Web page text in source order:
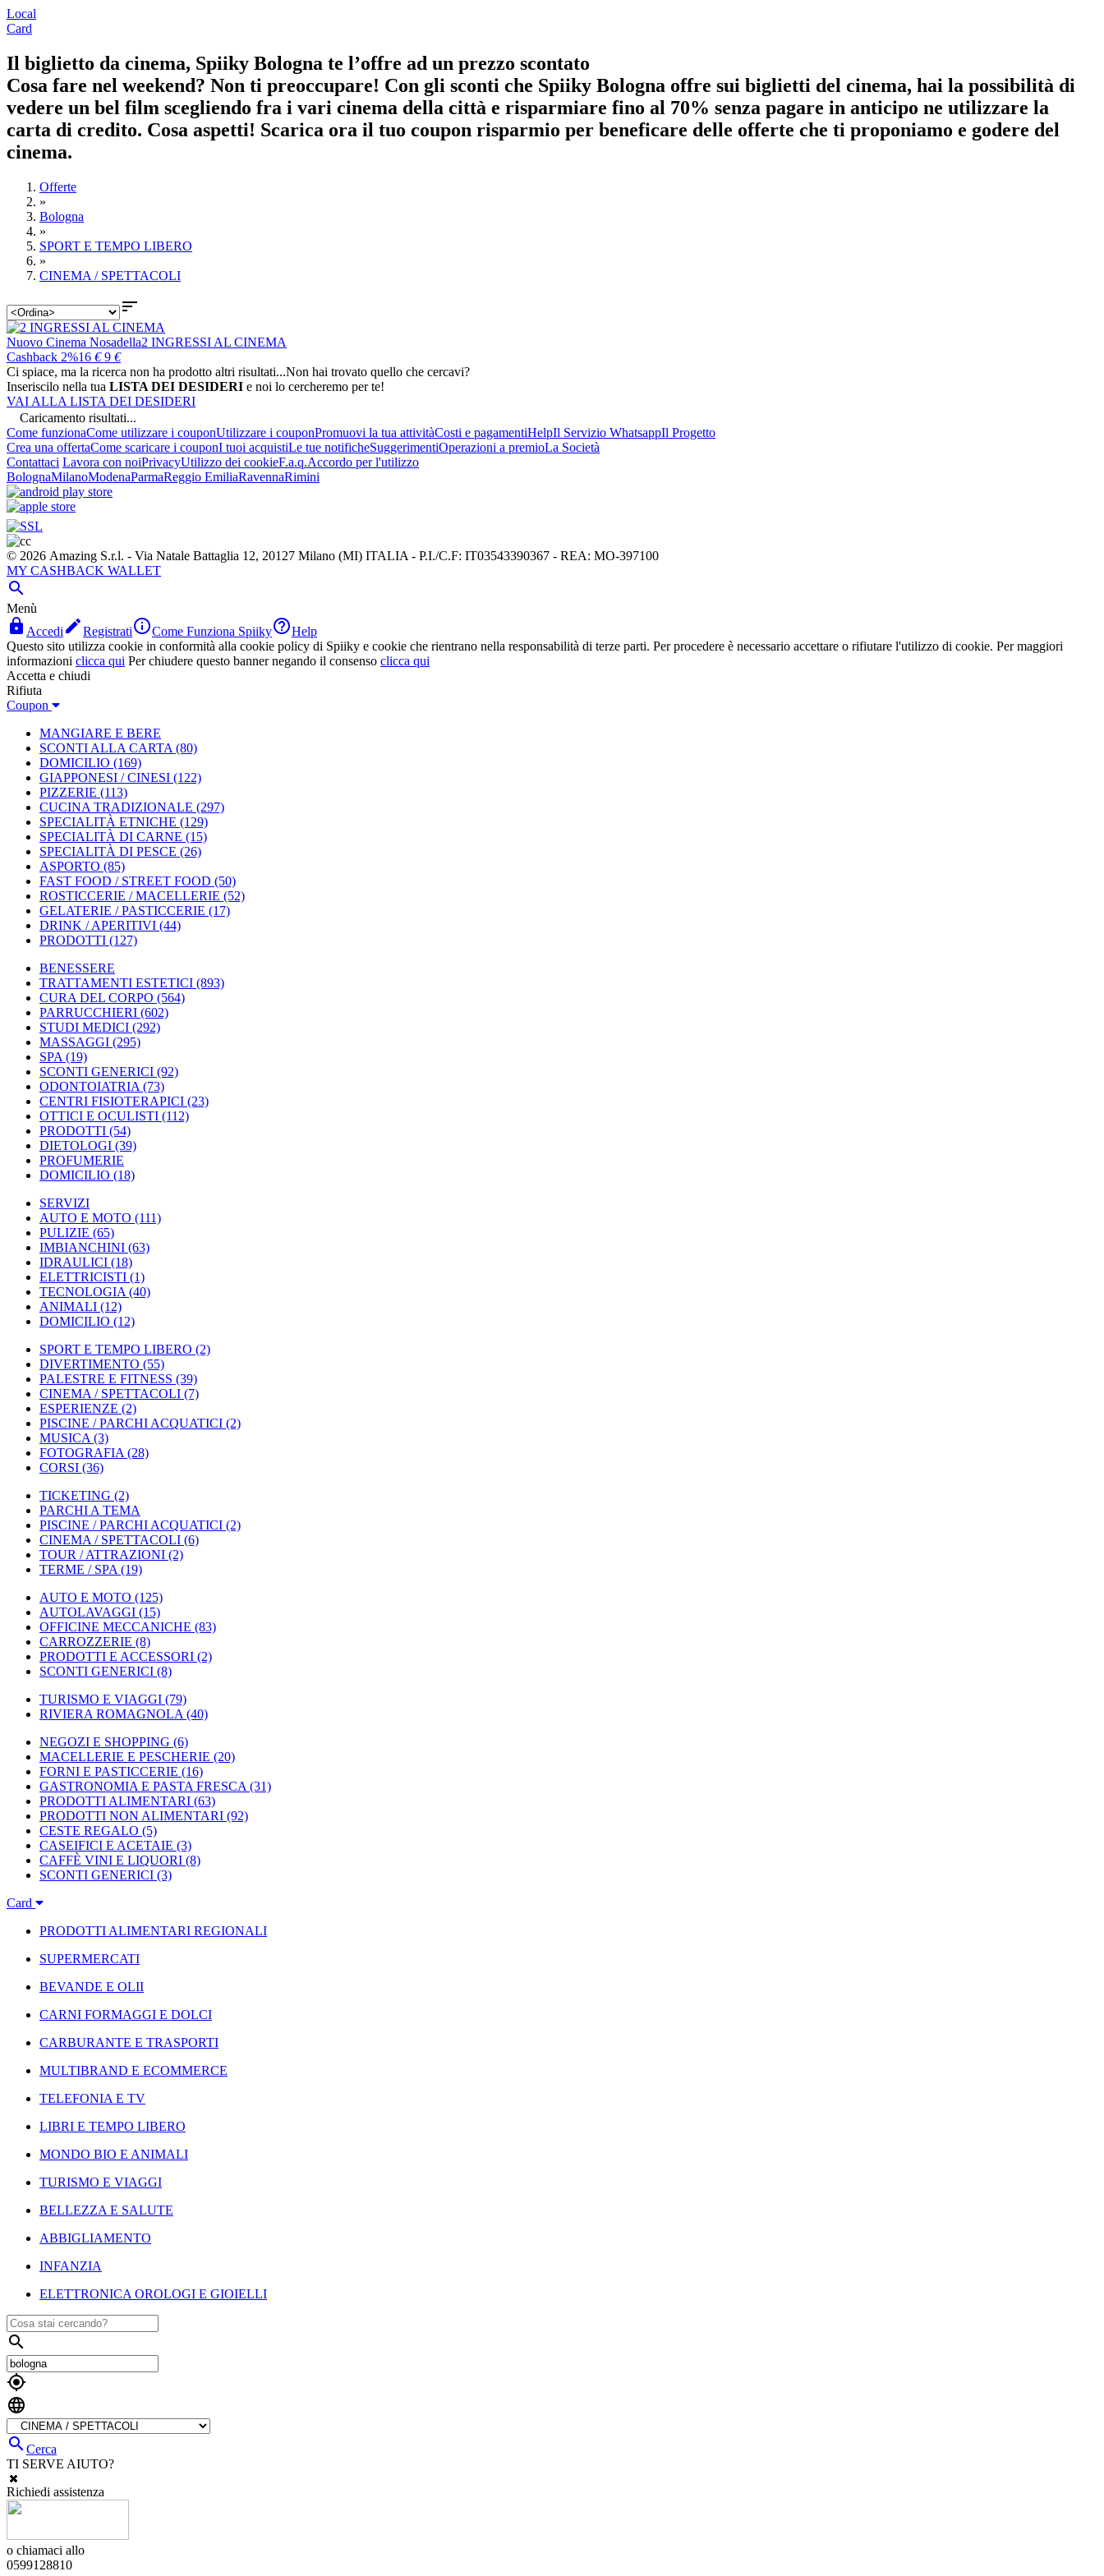
Local
Card
Il biglietto da cinema, Spiiky Bologna te l’offre ad un prezzo scontato
Cosa fare nel weekend? Non ti preoccupare! Con gli sconti che Spiiky Bologna offre sui biglietti del cinema, hai la possibilità di
vedere un bel film scegliendo fra i vari cinema della città e risparmiare fino al 70% senza pagare in anticipo ne utilizzare la
carta di credito. Cosa aspetti! Scarica ora il tuo coupon risparmio per beneficare delle offerte che ti proponiamo e godere del
cinema.
Offerte
»
Bologna
»
SPORT E TEMPO LIBERO
»
CINEMA / SPETTACOLI

Nuovo Cinema Nosadella2 INGRESSI AL CINEMA
Cashback 2%16 € 9 €
Ci spiace, ma la ricerca non ha prodotto altri risultati...Non hai trovato quello che cercavi?
Inseriscilo nella tua LISTA DEI DESIDERI e noi lo cercheremo per te!
VAI ALLA LISTA DEI DESIDERI
Caricamento risultati...
Come funzionaCome utilizzare i couponUtilizzare i couponPromuovi la tua attivitàCosti e pagamentiHelpIl Servizio WhatsappIl Progetto
Crea una offertaCome scaricare i couponI tuoi acquistiLe tue notificheSuggerimentiOperazioni a premioLa Società
Contattaci Lavora con noiPrivacyUtilizzo dei cookieF.a.q.Accordo per l'utilizzo
BolognaMilanoModenaParmaReggio EmiliaRavennaRimini
© 2026 Amazing S.r.l. - Via Natale Battaglia 12, 20127 Milano (MI) ITALIA - P.I./C.F: IT03543390367 - REA: MO-397100
MY CASHBACK WALLET

Menù
 Accedi RegistratiCome Funziona SpiikyHelp
Questo sito utilizza cookie in conformità alla cookie policy di Spiiky e cookie che rientrano nella responsabilità di terze parti. Per procedere è necessario accettare o rifiutare l'utilizzo di cookie. Per maggiori
informazioni clicca qui Per chiudere questo banner negando il consenso clicca qui
Accetta e chiudi
Rifiuta
Coupon
MANGIARE E BERE
SCONTI ALLA CARTA (80)
DOMICILIO (169)
GIAPPONESI / CINESI (122)
PIZZERIE (113)
CUCINA TRADIZIONALE (297)
SPECIALITÀ ETNICHE (129)
SPECIALITÀ DI CARNE (15)
SPECIALITÀ DI PESCE (26)
ASPORTO (85)
FAST FOOD / STREET FOOD (50)
ROSTICCERIE / MACELLERIE (52)
GELATERIE / PASTICCERIE (17)
DRINK / APERITIVI (44)
PRODOTTI (127)
BENESSERE
TRATTAMENTI ESTETICI (893)
CURA DEL CORPO (564)
PARRUCCHIERI (602)
STUDI MEDICI (292)
MASSAGGI (295)
SPA (19)
SCONTI GENERICI (92)
ODONTOIATRIA (73)
CENTRI FISIOTERAPICI (23)
OTTICI E OCULISTI (112)
PRODOTTI (54)
DIETOLOGI (39)
PROFUMERIE
DOMICILIO (18)
SERVIZI
AUTO E MOTO (111)
PULIZIE (65)
IMBIANCHINI (63)
IDRAULICI (18)
ELETTRICISTI (1)
TECNOLOGIA (40)
ANIMALI (12)
DOMICILIO (12)
SPORT E TEMPO LIBERO (2)
DIVERTIMENTO (55)
PALESTRE E FITNESS (39)
CINEMA / SPETTACOLI (7)
ESPERIENZE (2)
PISCINE / PARCHI ACQUATICI (2)
MUSICA (3)
FOTOGRAFIA (28)
CORSI (36)
TICKETING (2)
PARCHI A TEMA
PISCINE / PARCHI ACQUATICI (2)
CINEMA / SPETTACOLI (6)
TOUR / ATTRAZIONI (2)
TERME / SPA (19)
AUTO E MOTO (125)
AUTOLAVAGGI (15)
OFFICINE MECCANICHE (83)
CARROZZERIE (8)
PRODOTTI E ACCESSORI (2)
SCONTI GENERICI (8)
TURISMO E VIAGGI (79)
RIVIERA ROMAGNOLA (40)
NEGOZI E SHOPPING (6)
MACELLERIE E PESCHERIE (20)
FORNI E PASTICCERIE (16)
GASTRONOMIA E PASTA FRESCA (31)
PRODOTTI ALIMENTARI (63)
PRODOTTI NON ALIMENTARI (92)
CESTE REGALO (5)
CASEIFICI E ACETAIE (3)
CAFFÈ VINI E LIQUORI (8)
SCONTI GENERICI (3)
Card
PRODOTTI ALIMENTARI REGIONALI
SUPERMERCATI
BEVANDE E OLII
CARNI FORMAGGI E DOLCI
CARBURANTE E TRASPORTI
MULTIBRAND E ECOMMERCE
TELEFONIA E TV
LIBRI E TEMPO LIBERO
MONDO BIO E ANIMALI
TURISMO E VIAGGI
BELLEZZA E SALUTE
ABBIGLIAMENTO
INFANZIA
ELETTRONICA OROLOGI E GIOIELLI



Cerca
TI SERVE AIUTO?
Richiedi assistenza
o chiamaci allo
0599128810